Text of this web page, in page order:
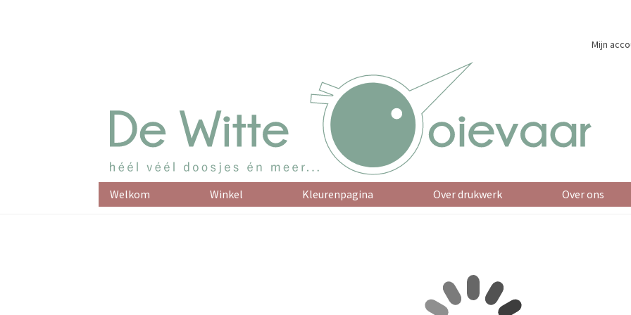
Mijn
Welkom Winkel Kleurenpagina Over drukwerk Over ons